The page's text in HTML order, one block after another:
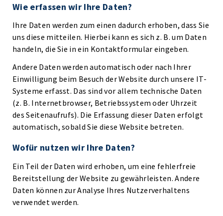
Wie erfassen wir Ihre Daten?
Ihre Daten werden zum einen dadurch erhoben, dass Sie
uns diese mitteilen. Hierbei kann es sich z. B. um Daten
handeln, die Sie in ein Kontaktformular eingeben.
Andere Daten werden automatisch oder nach Ihrer
Einwilligung beim Besuch der Website durch unsere IT-
Systeme erfasst. Das sind vor allem technische Daten
(z. B. Internetbrowser, Betriebssystem oder Uhrzeit
des Seitenaufrufs). Die Erfassung dieser Daten erfolgt
automatisch, sobald Sie diese Website betreten.
Wofür nutzen wir Ihre Daten?
Ein Teil der Daten wird erhoben, um eine fehlerfreie
Bereitstellung der Website zu gewährleisten. Andere
Daten können zur Analyse Ihres Nutzerverhaltens
verwendet werden.